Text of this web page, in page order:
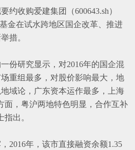
约收购爱建集团（600643.sh）
金在试水跨地区国企改革、推进
措。
份研究显示，对2016年的国企混
重组最多，对股价影响最大，地
域论，广东资本运作最多，上海
面，粤沪两地特色明显，合作互补
指出。
2016年，该市直接融资余额1.35